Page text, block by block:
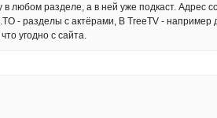
любом разделе, а в ней уже подкаст. Адрес
- разделы с актёрами, В TreeTV -
угодно с сайта.